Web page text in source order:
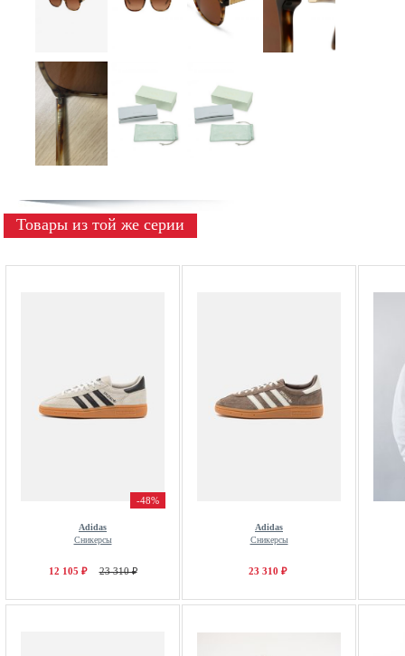
Товары из той же серии
-48%
Adidas
Сникерсы
12 105 ₽ 23 310 ₽
Adidas
Сникерсы
23 310 ₽